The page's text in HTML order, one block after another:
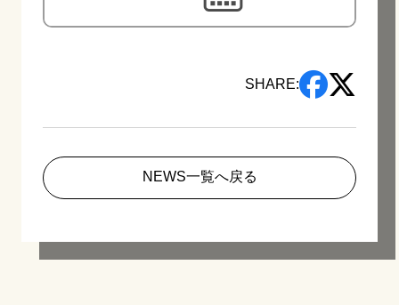
SHARE:
NEWS一覧へ戻る